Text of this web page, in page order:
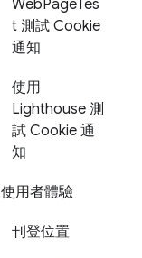
WebPageTes
t 測試 Cookie
通知
使用
Lighthouse 測
試 Cookie 通
知
使用者體驗
刊登位置